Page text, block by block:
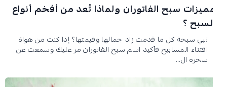
سبح الفاتوران ولماذا تُعد من أفخم أنواع
؟
تبي سبحة كل ما قدمت زاد جمالها وقيمتها؟ إذا كنت من هواة
اقتناء المسابيح فأكيد اسم سبح الفاتوران مر عليك وسمعت عن
سحره ال...